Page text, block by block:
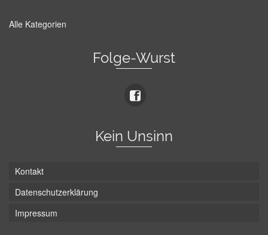
Alle Kategorien
Folge-Wurst
Kein Unsinn
Kontakt
Datenschutzerklärung
Impressum